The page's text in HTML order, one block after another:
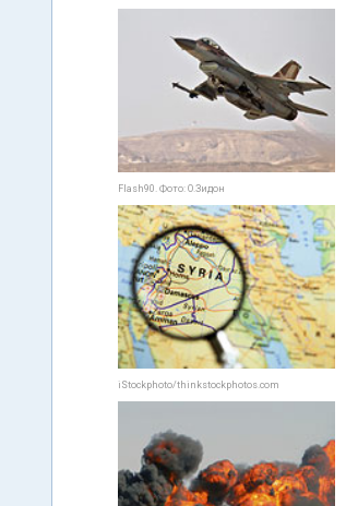
Flash90. Фото: О.Зидон
iStockphoto/thinkstockphotos.com